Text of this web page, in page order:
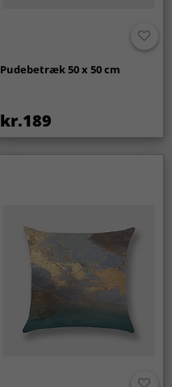
Pudebetræk 50 x 50 cm
kr.189